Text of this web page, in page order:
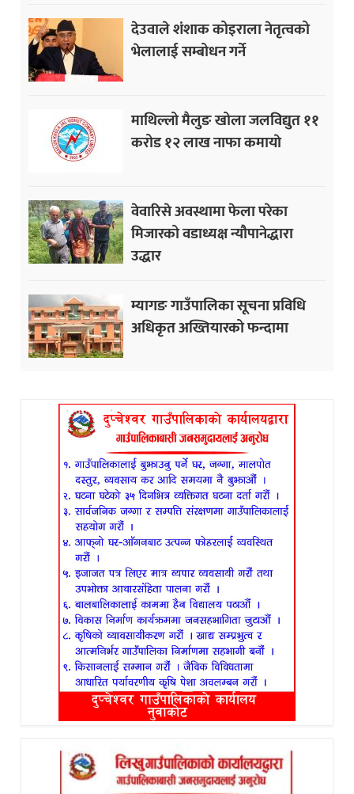
देउवाले शंशाक कोइराला नेतृत्वको
भेलालाई सम्बोधन गर्ने
माथिल्लो मैलुङ खोला जलविद्युत ११
करोड १२ लाख नाफा कमायाे
वेवारिसे अवस्थामा फेला परेका
मिजारको वडाध्यक्ष न्यौपानेद्धारा
उद्धार
म्यागङ गाउँपालिका सूचना प्रविधि
अधिकृत अख्तियारको फन्दामा